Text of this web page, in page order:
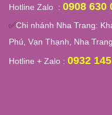
Hotline Zalo : 0908 630
✅Chi nhánh Nha Trang:
Phú, Vạn Thạnh, Nha Trang
Hotline + Zalo : 0932